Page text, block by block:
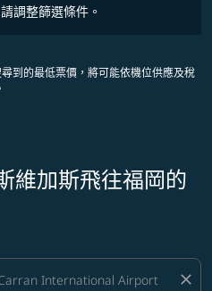
調整篩選條件。
到的最低票價，將可能依機位供應及稅
維加斯飛往福岡的
close